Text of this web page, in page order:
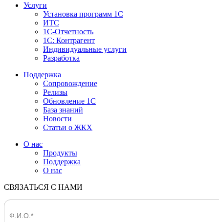
Услуги
Установка программ 1С
ИТС
1С-Отчетность
1С: Контрагент
Индивидуальные услуги
Разработка
Поддержка
Сопровождение
Релизы
Обновление 1С
База знаний
Новости
Статьи о ЖКХ
О нас
Продукты
Поддержка
О нас
СВЯЗАТЬСЯ С НАМИ